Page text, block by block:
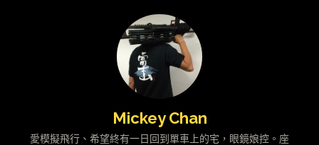
Mickey Chan
愛模擬飛行、希望終有一日回到單車上的宅，眼鏡娘控。座